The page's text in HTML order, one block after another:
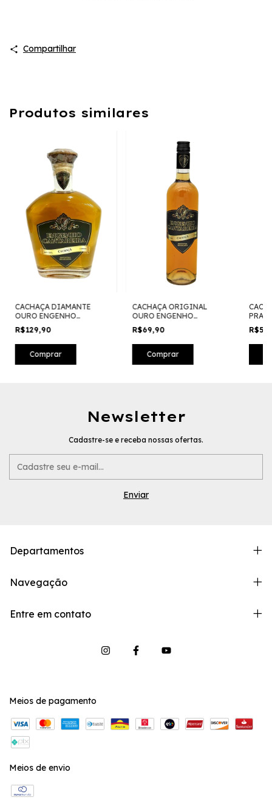
Compartilhar
Produtos similares
CACHAÇA DIAMANTE
OURO ENGENHO
CANTAREIRA
R$129,90
Comprar
CACHAÇA ORIGINAL
OURO ENGENHO
CANTAREIRA
R$69,90
Comprar
Newsletter
Cadastre-se e receba nossas ofertas.
Departamentos
Navegação
Entre em contato
Meios de pagamento
Meios de envio